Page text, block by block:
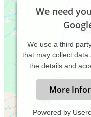
We need
We use a third
that may collect data
the details and
More
Powered by